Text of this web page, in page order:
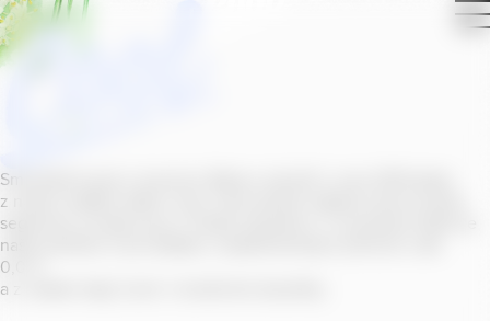
Smícháním piva s ovocnou šťávou vytvořil v roce
z našich sládků
segmentu na bázi piva v České republice. V současné době se
naše portfolio Cool skládá z nealkoholických příchutí s alk.
0
a z nealko řady Cool+ s funkčními benefity.